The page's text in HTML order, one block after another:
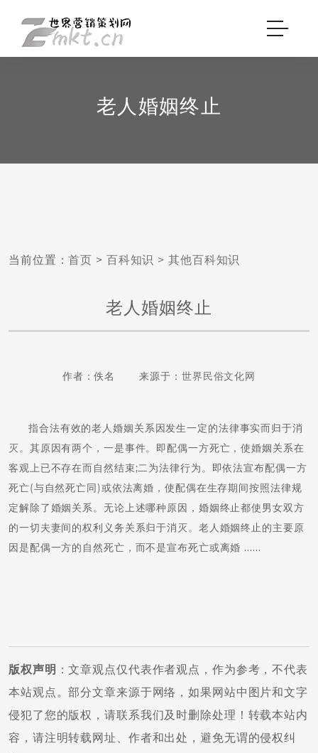
老人婚姻终止
当前位置：首页 > 百科知识 > 其他百科知识
老人婚姻终止
作者：佚名 来源于： 世界民俗文化网
指合法有效的老人婚姻关系因发生一定的法律事实而归于消
灭。其原因有两个，一是事件。即配偶一方死亡，使婚姻关系在
客观上已不存在而自然结束;二为法律行为。即依法宣布配偶一方
死亡(与自然死亡同)或依法离婚，使配偶在生存期间按照法律规
定解除了婚姻关系。无论上述哪种原因，婚姻终止都使男女双方
的一切夫妻间的权利义务关系归于消灭。老人婚姻终止的主要原
因是配偶一方的自然死亡，而不是宣布死亡或离婚 ......
版权声明 ：文章观点仅代表作者观点，作为参考，不代表
本站观点。部分文章来源于网络，如果网站中图片和文字
侵犯了您的版权，请联系我们及时删除处理！转载本站内
容，请注明转载网址、作者和出处，避免无谓的侵权纠